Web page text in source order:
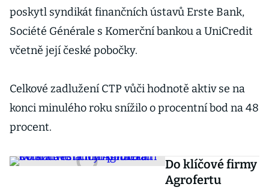
poskytl syndikát finančních ústavů Erste Bank,
Société Générale s Komerční bankou a UniCredit
včetně její české pobočky.
Celkové zadlužení CTP vůči hodnotě aktiv se na
konci minulého roku snížilo o procentní bod na 48
procent.
Do klíčové firmy
Agrofertu